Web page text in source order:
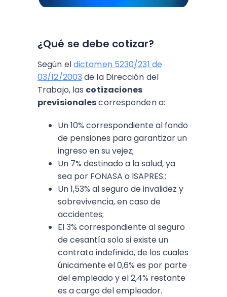
¿Qué se debe cotizar?
Según eldictamen 5230/231 de
03/12/2003 de la Dirección del
Trabajo, las cotizaciones
previsionalescorresponden a:
Un 10% correspondiente al fondo
de pensiones para garantizar un
ingreso en su vejez;
Un 7% destinado a la salud, ya
sea por FONASA o ISAPRES.;
Un 1,53% al seguro de invalidez y
sobrevivencia, en caso de
accidentes;
El 3% correspondiente al seguro
de cesantía solo si existe un
contrato indefinido, de los cuales
únicamente el 0,6% es por parte
del empleado y el 2,4% restante
es a cargo del empleador.